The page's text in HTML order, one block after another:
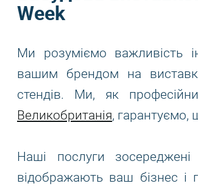
Week
Ми розуміємо важливість
вашим брендом на
стендів. Ми, як
Великобританія, гарантуємо,
Наші послуги зосереджені
відображають ваш бізнес і